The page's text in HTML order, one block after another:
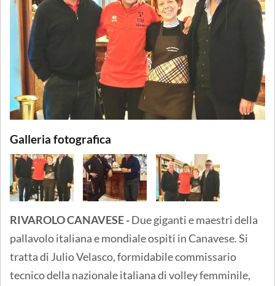
Galleria fotografica
RIVAROLO CANAVESE -Due giganti e maestri della
pallavolo italiana e mondiale ospiti in Canavese. Si
tratta di Julio Velasco, formidabile commissario
tecnico della nazionale italiana di volley femminile,